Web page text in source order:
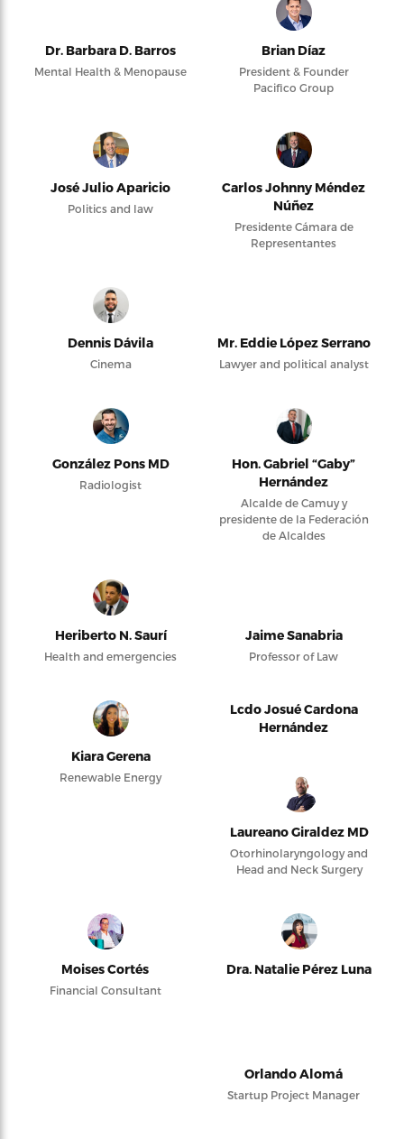
Dr. Barbara D. Barros
Mental Health & Menopause
Brian Díaz
President & Founder
Pacifico Group
José Julio Aparicio
Politics and law
Carlos Johnny Méndez
Núñez
Presidente Cámara de
Representantes
Dennis Dávila
Cinema
Mr. Eddie López Serrano
Lawyer and political analyst
González Pons MD
Radiologist
Hon. Gabriel “Gaby”
Hernández
Alcalde de Camuy y
presidente de la Federación
de Alcaldes
Heriberto N. Saurí
Health and emergencies
Jaime Sanabria
Professor of Law
Kiara Gerena
Renewable Energy
Lcdo Josué Cardona
Hernández
Laureano Giraldez MD
Otorhinolaryngology and
Head and Neck Surgery
Moises Cortés
Financial Consultant
Dra. Natalie Pérez Luna
Orlando Alomá
Startup Project Manager